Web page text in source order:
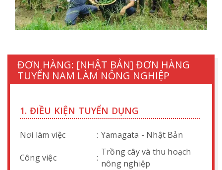
ĐƠN HÀNG: [NHẬT BẢN] ĐƠN HÀNG
TUYỂN NAM LÀM NÔNG NGHIỆP
1. ĐIỀU KIỆN TUYỂN DỤNG
Nơi làm việc : Yamagata - Nhật Bản
Công việc :
Trồng cây và thu hoạch
nông nghiệp